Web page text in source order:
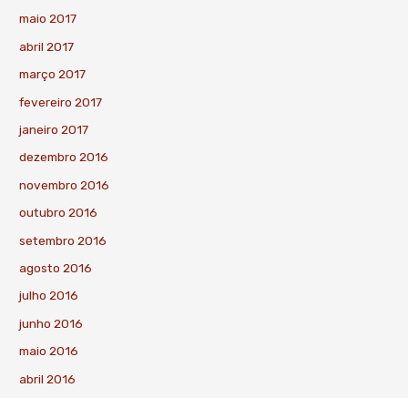
maio 2017
abril 2017
março 2017
fevereiro 2017
janeiro 2017
dezembro 2016
novembro 2016
outubro 2016
setembro 2016
agosto 2016
julho 2016
junho 2016
maio 2016
abril 2016